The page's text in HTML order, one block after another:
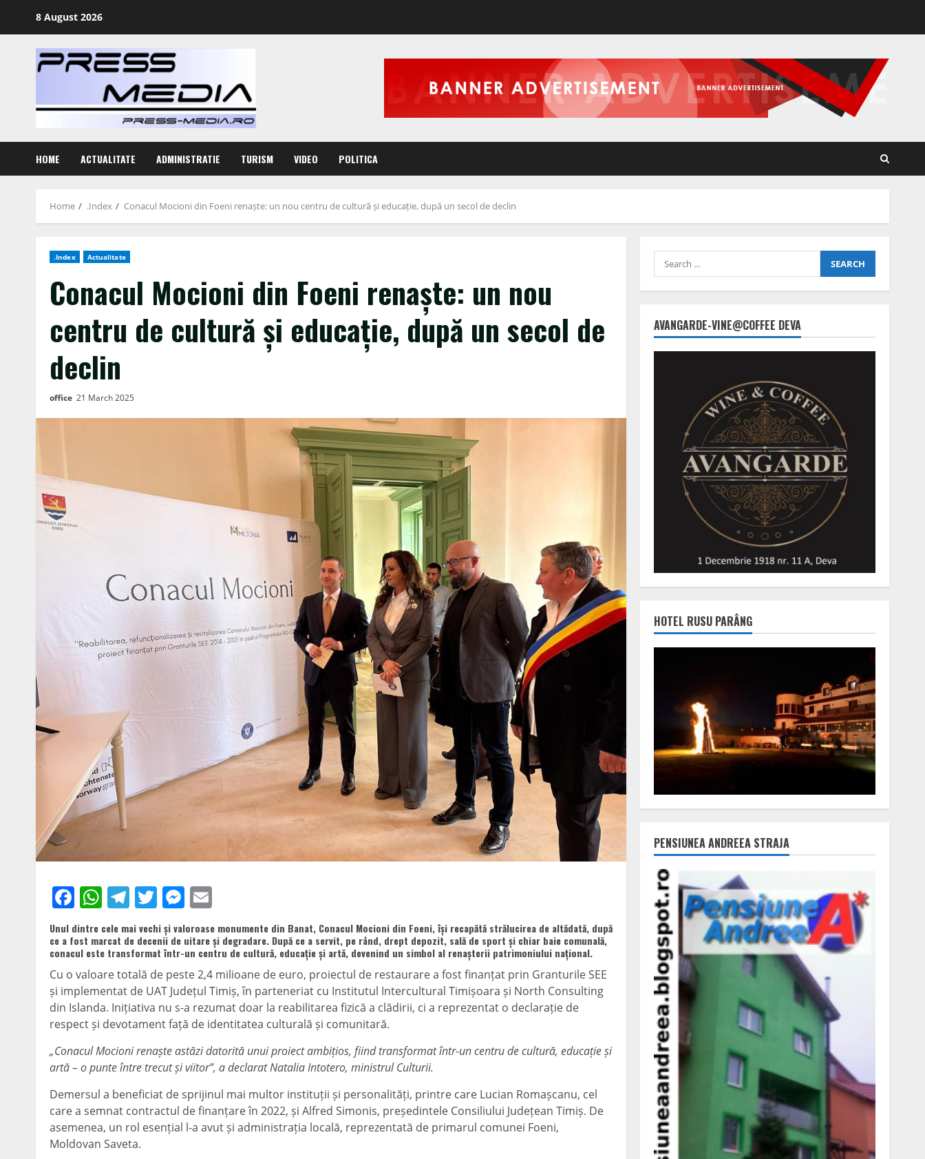
8 August 2026
HOME ACTUALITATE ADMINISTRATIE TURISM VIDEO POLITICA
Home .Index Conacul Mocioni din Foeni renaște: un nou centru de cultură și educație, după un secol de declin
.Index Actualitate
Conacul Mocioni din Foeni renaște: un nou
centru de cultură și educație, după un secol de
declin
office 21 March 2025
Facebook
WhatsApp
Telegram
TwitterMessenger
Unul dintre cele mai vechi și valoroase monumente din Banat, Conacul Mocioni din Foeni, își recapătă strălucirea de altădată, după
ce a fost marcat de decenii de uitare și degradare. După ce a servit, pe rând, drept depozit, sală de sport și chiar baie comunală,
conacul este transformat într-un centru de cultură, educație și artă, devenind un simbol al renașterii patrimoniului național.
Cu o valoare totală de peste 2,4 milioane de euro, proiectul de restaurare a fost finanțat prin Granturile SEE
și implementat de UAT Județul Timiș, în parteneriat cu Institutul Intercultural Timișoara și North Consulting
din Islanda. Inițiativa nu s-a rezumat doar la reabilitarea fizică a clădirii, ci a reprezentat o declarație de
respect și devotament față de identitatea culturală și comunitară.
„Conacul Mocioni renaște astăzi datorită unui proiect ambițios, fiind transformat într-un centru de cultură, educație și
artă – o punte între trecut și viitor”, a declarat Natalia Intotero, ministrul Culturii.
Demersul a beneficiat de sprijinul mai multor instituții și personalități, printre care Lucian Romașcanu, cel
care a semnat contractul de finanțare în 2022, și Alfred Simonis, președintele Consiliului Județean Timiș. De
asemenea, un rol esențial l-a avut și administrația locală, reprezentată de primarul comunei Foeni,
Moldovan Saveta.
Search
for:
AVANGARDE-VINE@COFFEE DEVA
HOTEL RUSU PARÂNG
PENSIUNEA ANDREEA STRAJA